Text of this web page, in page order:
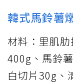
韓式馬鈴薯
材料：里肌
400g、馬鈴
白切片30g、